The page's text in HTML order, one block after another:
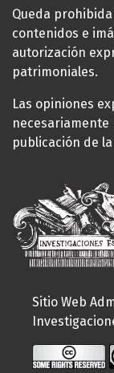
Queda
contenidos e
autorización
patrimoniales.
Las opiniones
publicación de la
Sitio Web